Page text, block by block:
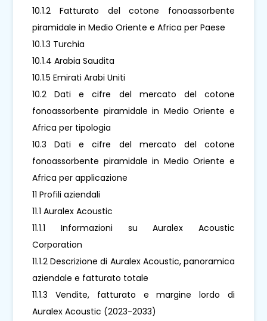
10.1.2 Fatturato del cotone fonoassorbente
piramidale in Medio Oriente e Africa per Paese
10.1.3 Turchia
10.1.4 Arabia Saudita
10.1.5 Emirati Arabi Uniti
10.2 Dati e cifre del mercato del cotone
fonoassorbente piramidale in Medio Oriente e
Africa per tipologia
10.3 Dati e cifre del mercato del cotone
fonoassorbente piramidale in Medio Oriente e
Africa per applicazione
11 Profili aziendali
11.1 Auralex Acoustic
11.1.1 Informazioni su Auralex Acoustic
Corporation
11.1.2 Descrizione di Auralex Acoustic, panoramica
aziendale e fatturato totale
11.1.3 Vendite, fatturato e margine lordo di
Auralex Acoustic (2023-2033)